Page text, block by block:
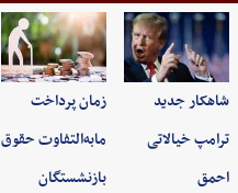
شاهکار جدید
ترامپ خیالاتی
احمق
زمان پرداخت
مابه‌التفاوت حقوق
بازنشستگان